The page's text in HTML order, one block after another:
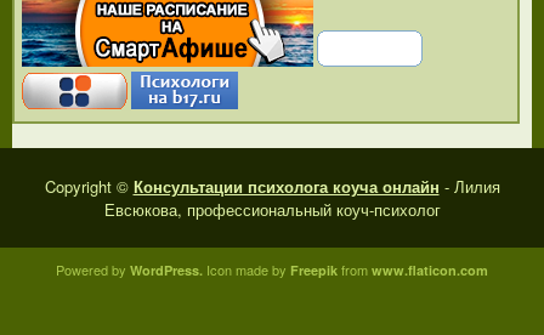
Copyright © Консультации психолога коуча онлайн - Лилия
Евсюкова, профессиональный коуч-психолог
Powered by WordPress. Icon made by Freepik from www.flaticon.com